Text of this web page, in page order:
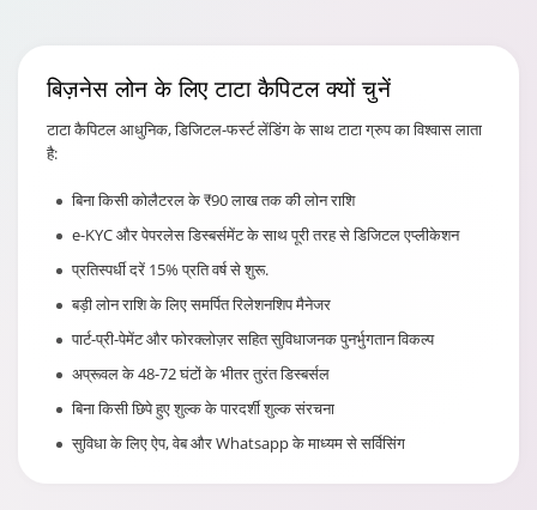
बिज़नेस लोन के लिएटाटा कैपिटल क्यों चुनें
टाटा कैपिटल आधुनिक, डिजिटल-फर्स्ट लेंडिंग के साथ टाटा ग्रुप का विश्वास लाता
है:
बिना किसी कोलैटरल के ₹90 लाख तक की लोन राशि
e-KYC और पेपरलेस डिस्बर्समेंट के साथ पूरी तरह से डिजिटल एप्लीकेशन
प्रतिस्पर्धी दरें 15% प्रति वर्ष से शुरू.
बड़ी लोन राशि के लिए समर्पित रिलेशनशिप मैनेजर
पार्ट-प्री-पेमेंट और फोरक्लोज़र सहित सुविधाजनक पुनर्भुगतान विकल्प
अप्रूवल के 48-72 घंटों के भीतर तुरंत डिस्बर्सल
बिना किसी छिपे हुए शुल्क के पारदर्शी शुल्क संरचना
सुविधा के लिए ऐप, वेब और Whatsapp के माध्यम से सर्विसिंग